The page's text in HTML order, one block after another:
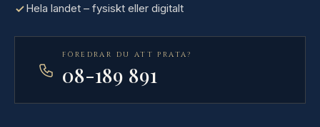
Hela landet – fysiskt eller digitalt
FÖREDRAR DU ATT PRATA?
08-189 891